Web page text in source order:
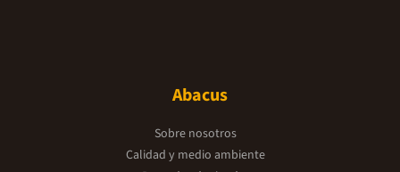
Abacus
Sobre nosotros
Calidad y medio ambiente